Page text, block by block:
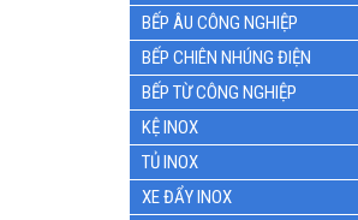
BẾP ÂU CÔNG NGHIỆP
BẾP CHIÊN NHÚNG ĐIỆN
BẾP TỪ CÔNG NGHIỆP
KỆ INOX
TỦ INOX
XE ĐẨY INOX